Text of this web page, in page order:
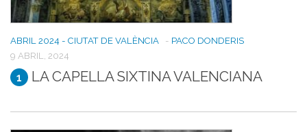
- PACO DONDERIS
ABRIL 2024 - CIUTAT DE VALÈNCIA
9 ABRIL, 2024
1 LA CAPELLA SIXTINA VALENCIANA